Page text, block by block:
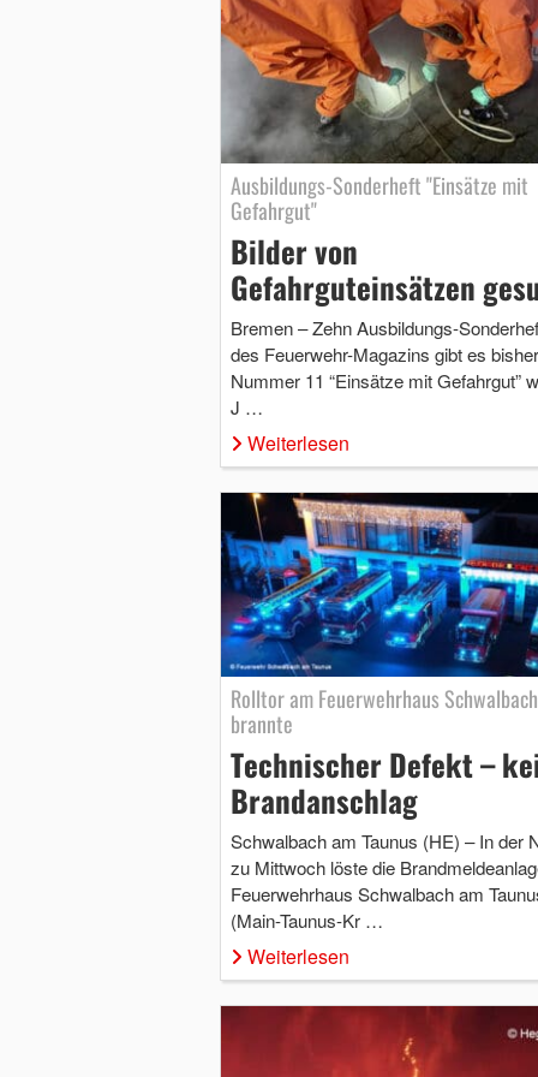
Ausbildungs-Sonderheft "Einsätze mit
Gefahrgut"
Bilder von
Gefahrguteinsätzen
Bremen – Zehn Ausbildungs-
des Feuerwehr-Magazins gibt es
Nummer 11 “Einsätze mit Gefahrgut”
J …
Weiterlesen
Rolltor am Feuerwehrhaus Schwalbach
brannte
Technischer Defekt –
Brandanschlag
Schwalbach am Taunus (HE) – In der
zu Mittwoch löste die
Feuerwehrhaus Schwalbach am
(Main-Taunus-Kr …
Weiterlesen